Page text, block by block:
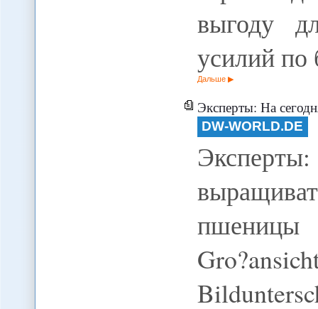
выгоду
усилий
Дальше
Эксперты: На
DW-WORLD.DE
пшеницы